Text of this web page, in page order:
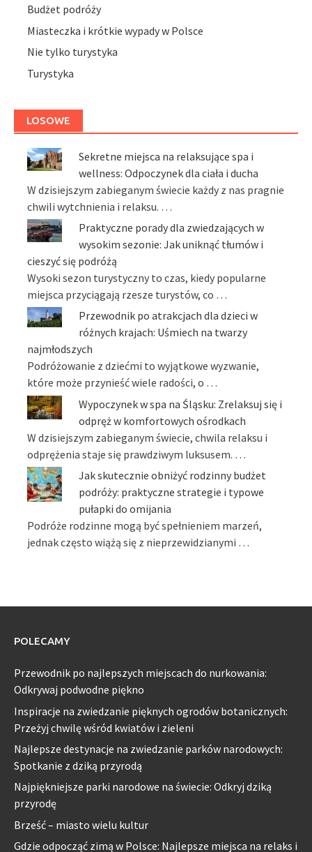
Budżet podróży
Miasteczka i krótkie wypady w Polsce
Nie tylko turystyka
Turystyka
LOSOWE
Sekretne miejsca na relaksujące spa i
wellness: Odpoczynek dla ciała i ducha
W dzisiejszym zabieganym świecie każdy z nas pragnie
chwili wytchnienia i relaksu. …
Praktyczne porady dla zwiedzających w
wysokim sezonie: Jak uniknąć tłumów i
cieszyć się podróżą
Wysoki sezon turystyczny to czas, kiedy popularne
miejsca przyciągają rzesze turystów, co …
Przewodnik po atrakcjach dla dzieci w
różnych krajach: Uśmiech na twarzy
najmłodszych
Podróżowanie z dziećmi to wyjątkowe wyzwanie,
które może przynieść wiele radości, o …
Wypoczynek w spa na Śląsku: Zrelaksuj się i
odpręż w komfortowych ośrodkach
W dzisiejszym zabieganym świecie, chwila relaksu i
odprężenia staje się prawdziwym luksusem. …
Jak skutecznie obniżyć rodzinny budżet
podróży: praktyczne strategie i typowe
pułapki do omijania
Podróże rodzinne mogą być spełnieniem marzeń,
jednak często wiążą się z nieprzewidzianymi …
POLECAMY
Przewodnik po najlepszych miejscach do nurkowania:
Odkrywaj podwodne piękno
Inspiracje na zwiedzanie pięknych ogrodów botanicznych:
Przeżyj chwilę wśród kwiatów i zieleni
Najlepsze destynacje na zwiedzanie parków narodowych:
Spotkanie z dziką przyrodą
Najpiękniejsze parki narodowe na świecie: Odkryj dziką
przyrodę
Brześć – miasto wielu kultur
Gdzie odpocząć zimą w Polsce: Najlepsze miejsca na relaks i